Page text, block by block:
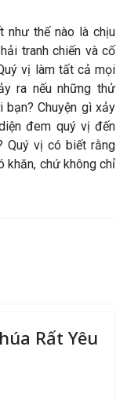
như thế nào là chịu
tranh chiến và cố
vị làm tất cả mọi
ra nếu những thử
Chuyện gì xảy
đem quý vị đến
Quý vị có biết rằng
khăn, chứ không chỉ
Rất Yêu